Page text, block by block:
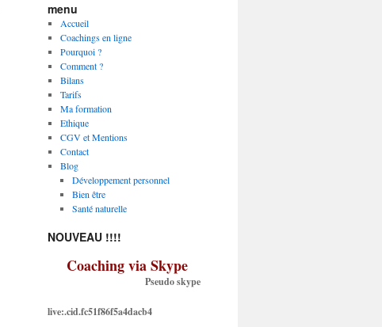
menu
Accueil
Coachings en ligne
Pourquoi ?
Comment ?
Bilans
Tarifs
Ma formation
Ethique
CGV et Mentions
Contact
Blog
Développement personnel
Bien être
Santé naturelle
NOUVEAU !!!!
Coaching via Skype
Pseudo skype
live:.cid.fc51f86f5a4dacb4